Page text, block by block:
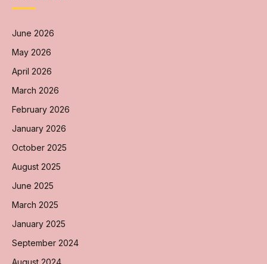
June 2026
May 2026
April 2026
March 2026
February 2026
January 2026
October 2025
August 2025
June 2025
March 2025
January 2025
September 2024
August 2024